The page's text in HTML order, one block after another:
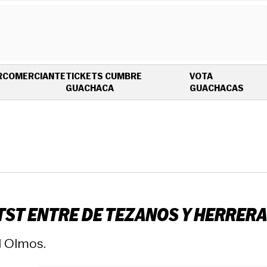
COMERCIANTETICKETS CUMBRE
GUACHACAOPENS IN NEW WINDOW
VOTA
GUACHACAS
ENTRE DE TEZANOS Y HERRERA